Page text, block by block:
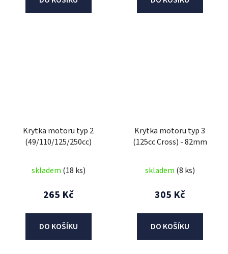
Krytka motoru typ 2
(49/110/125/250cc)
skladem (18 ks)
265 Kč
DO KOŠÍKU
Krytka motoru typ 3
(125cc Cross) - 82mm
skladem (8 ks)
305 Kč
DO KOŠÍKU